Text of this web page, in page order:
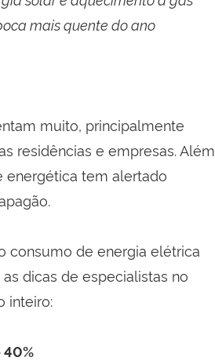
mais quente do ano
muito, principalmente
residências e empresas. Além
energética tem alertado
consumo de energia elétrica
dicas de especialistas no
inteiro: